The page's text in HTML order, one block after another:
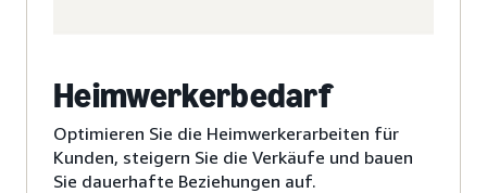
Heimwerkerbedarf
Optimieren Sie die Heimwerkerarbeiten für
Kunden, steigern Sie die Verkäufe und bauen
Sie dauerhafte Beziehungen auf.